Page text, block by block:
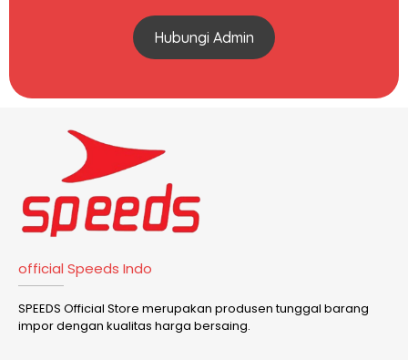
Hubungi Admin
official Speeds Indo
SPEEDS Official Store merupakan produsen tunggal barang
impor dengan kualitas harga bersaing.